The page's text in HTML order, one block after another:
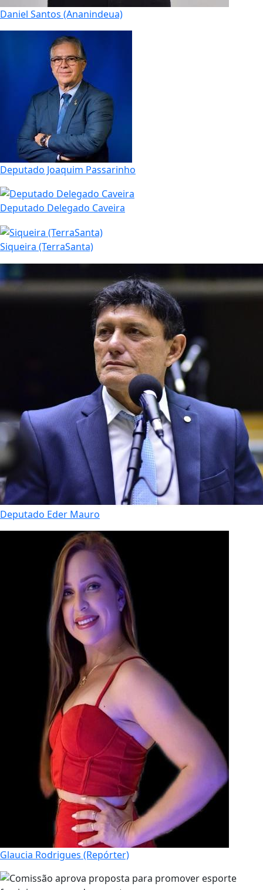
Daniel Santos (Ananindeua)
Deputado Joaquim Passarinho
Deputado Delegado Caveira
Siqueira (TerraSanta)
Deputado Eder Mauro
Glaucia Rodrigues (Repórter)